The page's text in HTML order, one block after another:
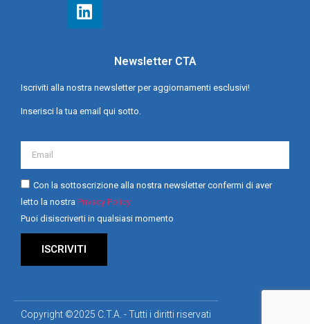
Newsletter CTA
Iscriviti alla nostra newsletter per aggiornamenti esclusivi!
Inserisci la tua email qui sotto.
Con la sottoscrizione alla nostra newsletter confermi di aver
letto la nostra Privacy Policy
Puoi disiscriverti in qualsiasi momento
ISCRIVITI
Copyright ©2025 C.T.A. - Tutti i diritti riservati